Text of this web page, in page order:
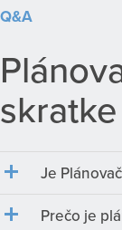
Q&A
skratke
Je
Prečo je